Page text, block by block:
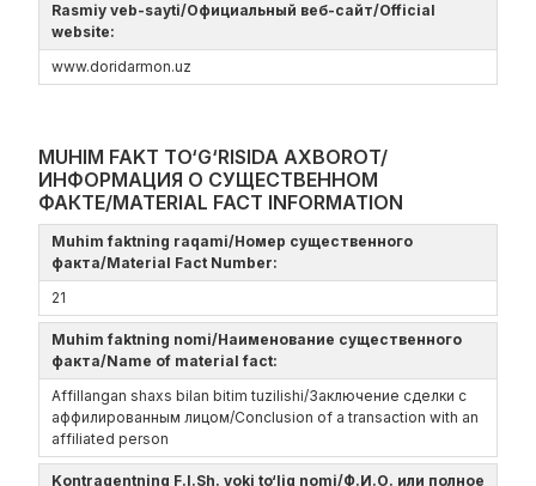
Rasmiy veb-sayti/Официальный веб-сайт/Official
website:
www.doridarmon.uz
MUHIM FAKT TO‘G‘RISIDA AXBOROT/
ИНФОРМАЦИЯ О СУЩЕСТВЕННОМ
ФАКТЕ/MATERIAL FACT INFORMATION
Muhim faktning raqami/Номер существенного
факта/Material Fact Number:
21
Muhim faktning nomi/Наименование существенного
факта/Name of material fact:
Affillangan shaxs bilan bitim tuzilishi/Заключение сделки с
аффилированным лицом/Conclusion of a transaction with an
affiliated person
Kontragentning F.I.Sh. yoki to‘liq nomi/Ф.И.О. или полное